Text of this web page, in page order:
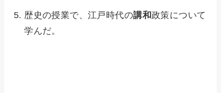
歴史の授業で、江戸時代の講和政策について
学んだ。